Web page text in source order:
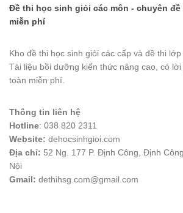
Đề thi học sinh giỏi các môn - chuyên đề
miễn phí
Kho đề thi học sinh giỏi các cấp và đề thi lớp
Tài liệu bồi dưỡng kiến thức nâng cao, có
toàn miễn phí.
Thông tin liên hệ
Hotline: 038 820 2311
Website: dehocsinhgioi.com
Địa chỉ: 52 Ng. 177 P. Định Công, Định
Nội
Gmail: dethihsg.com@gmail.com